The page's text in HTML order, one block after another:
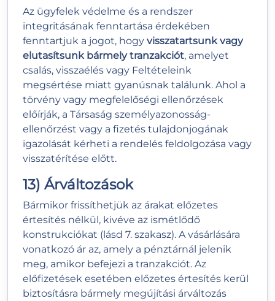
Az ügyfelek védelme és a rendszer
integritásának fenntartása érdekében
fenntartjuk a jogot, hogy visszatartsunk vagy
elutasítsunk bármely tranzakciót, amelyet
csalás, visszaélés vagy Feltételeink
megsértése miatt gyanúsnak találunk. Ahol a
törvény vagy megfelelőségi ellenőrzések
előírják, a Társaság személyazonosság-
ellenőrzést vagy a fizetés tulajdonjogának
igazolását kérheti a rendelés feldolgozása vagy
visszatérítése előtt.
13) Árváltozások
Bármikor frissíthetjük az árakat előzetes
értesítés nélkül, kivéve az ismétlődő
konstrukciókat (lásd 7. szakasz). A vásárlására
vonatkozó ár az, amely a pénztárnál jelenik
meg, amikor befejezi a tranzakciót. Az
előfizetések esetében előzetes értesítés kerül
biztosításra bármely megújítási árváltozás